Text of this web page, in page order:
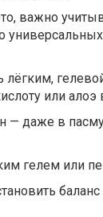
важно
или алоэ
— даже в
гелем или